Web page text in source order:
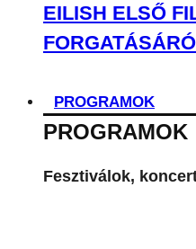
EILISH ELSŐ
PROGRAMOK
PROGRAMOK
Fesztiválok,